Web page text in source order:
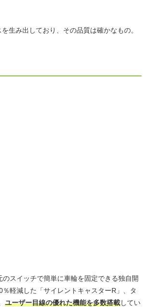
生み出しており、その品質は確かなもの。
スイッチで簡単に車輪を固定できる独自開
軽減した「サイレントキャスターR」、タ
ユーザー目線の優れた機能を多数搭載してい